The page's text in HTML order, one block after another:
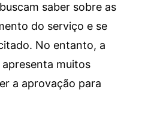
saber sobre as
do serviço e se
No entanto, a
muitos
a aprovação para